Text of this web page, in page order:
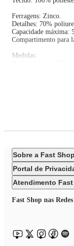
Ferragens: Zinco.
Detalhes: 70%
Capacidade máxima:
Compartimento para
Medidas:
Sobre a Fast Shop
Portal de
Atendimento Fast
Fast Shop nas Redes